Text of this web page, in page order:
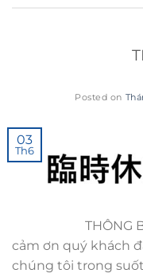
Posted on
03
Th6
THÔNG BÁO -
cảm ơn quý khách
chúng tôi trong